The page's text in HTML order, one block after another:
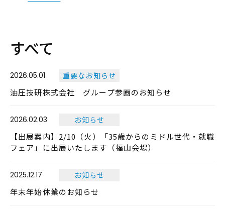
すべて
2026.05.01 重要なお知らせ
油圧技研株式会社 グループ参画のお知らせ
2026.02.03 お知らせ
【出展案内】2/10（火）「35歳からのミドル世代・就職
フェア」に出展いたします（福山会場）
2025.12.17 お知らせ
年末年始休業のお知らせ